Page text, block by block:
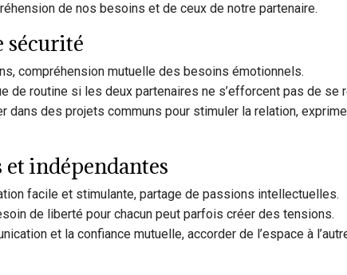
de nos besoins et de ceux de notre partenaire.
sécurité
compréhension mutuelle des besoins émotionnels.
routine si les deux partenaires ne s’efforcent pas de se
dans des projets communs pour stimuler la relation,
et indépendantes
facile et stimulante, partage de passions intellectuelles.
de liberté pour chacun peut parfois créer des tensions.
et la confiance mutuelle, accorder de l’espace à